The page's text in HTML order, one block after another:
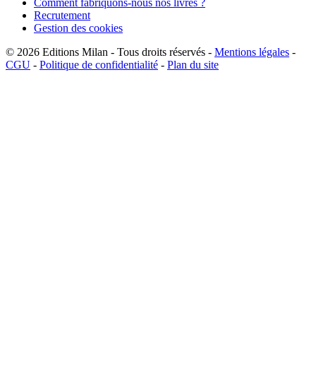
Comment fabriquons-nous nos livres ?
Recrutement
Gestion des cookies
© 2026 Editions Milan - Tous droits réservés - Mentions légales -
CGU - Politique de confidentialité - Plan du site